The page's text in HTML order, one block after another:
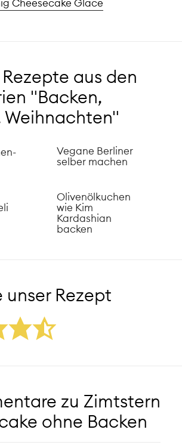
Cheesecake Glace
aus den
"Backen,
Weihnachten"
Vegane Berliner
selber machen
Olivenölkuchen
wie Kim
Kardashian
backen
unser Rezept
zu Zimtstern
ohne Backen